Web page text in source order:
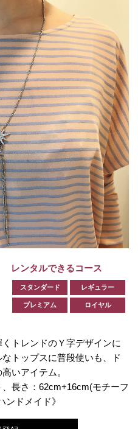
レンタルできるコース
スタンダード レギュラー
プレミアム ロイヤル
トレンドのＹ字デザインに
トップスに普段使いも、ド
いアイテム。
長さ：62cm+16cm(モチーフ
ドメイド》